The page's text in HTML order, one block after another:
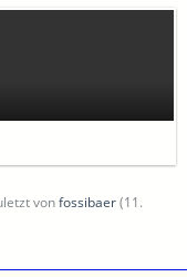
vonfossibaer(11.